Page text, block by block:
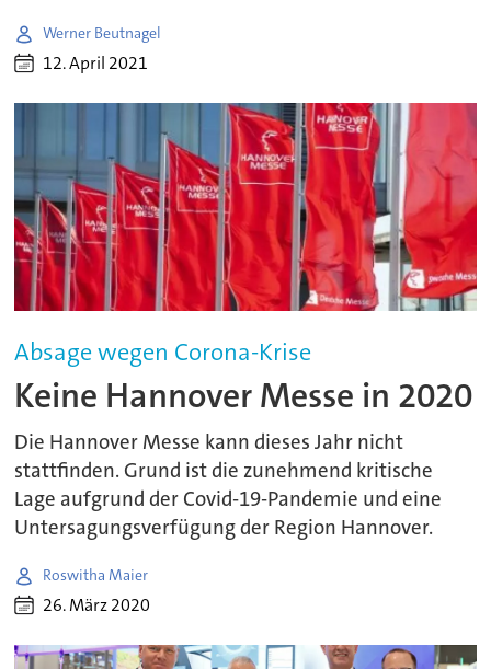
Werner Beutnagel
12. April 2021
Absage wegen Corona-Krise
Keine Hannover Messe in 2020
Die Hannover Messe kann dieses Jahr nicht
stattfinden. Grund ist die zunehmend kritische
Lage aufgrund der Covid-19-Pandemie und eine
Untersagungsverfügung der Region Hannover.
Roswitha Maier
26. März 2020